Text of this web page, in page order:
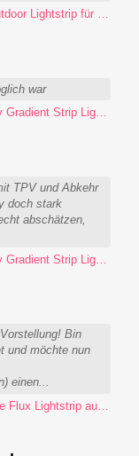
→ Neuer Philips Hue Neon Outdoor Lightstrip für 130 Euro
war
→ Philips Hue arbeitet an Play Gradient Strip Light Pro
TPV und Abkehr
doch stark
abschätzen,
Bin
und möchte nun
einen...
→ Alle Details zum Philips Hue Flux Lightstrip auf einen Blick